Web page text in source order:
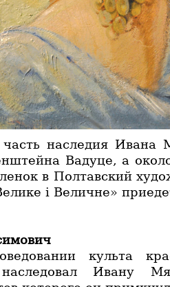
наследия Ивана
Вадуце, а
в Полтавский
і Величне»
культа
Ивану